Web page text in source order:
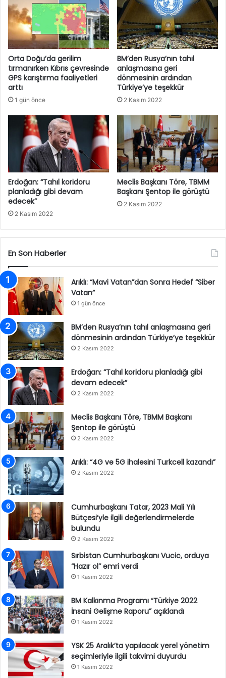
Orta Doğu’da gerilim
tırmanırken Kıbrıs çevresinde
GPS karıştırma faaliyetleri
arttı
1 gün önce
BM’den Rusya’nın tahıl
anlaşmasına geri
dönmesinin ardından
Türkiye’ye teşekkür
2 Kasım 2022
Erdoğan: “Tahıl koridoru
planladığı gibi devam
edecek”
2 Kasım 2022
Meclis Başkanı Töre, TBMM
Başkanı Şentop ile görüştü
2 Kasım 2022
En Son Haberler
Arıklı: “Mavi Vatan”dan Sonra Hedef “Siber
Vatan”
1 gün önce
BM’den Rusya’nın tahıl anlaşmasına geri
dönmesinin ardından Türkiye’ye teşekkür
2 Kasım 2022
Erdoğan: “Tahıl koridoru planladığı gibi
devam edecek”
2 Kasım 2022
Meclis Başkanı Töre, TBMM Başkanı
Şentop ile görüştü
2 Kasım 2022
Arıklı: “4G ve 5G ihalesini Turkcell kazandı”
2 Kasım 2022
Cumhurbaşkanı Tatar, 2023 Mali Yılı
Bütçesi’yle ilgili değerlendirmelerde
bulundu
2 Kasım 2022
Sırbistan Cumhurbaşkanı Vucic, orduya
“Hazır ol” emri verdi
1 Kasım 2022
BM Kalkınma Programı “Türkiye 2022
İnsani Gelişme Raporu” açıklandı
1 Kasım 2022
YSK 25 Aralık’ta yapılacak yerel yönetim
seçimleriyle ilgili takvimi duyurdu
1 Kasım 2022